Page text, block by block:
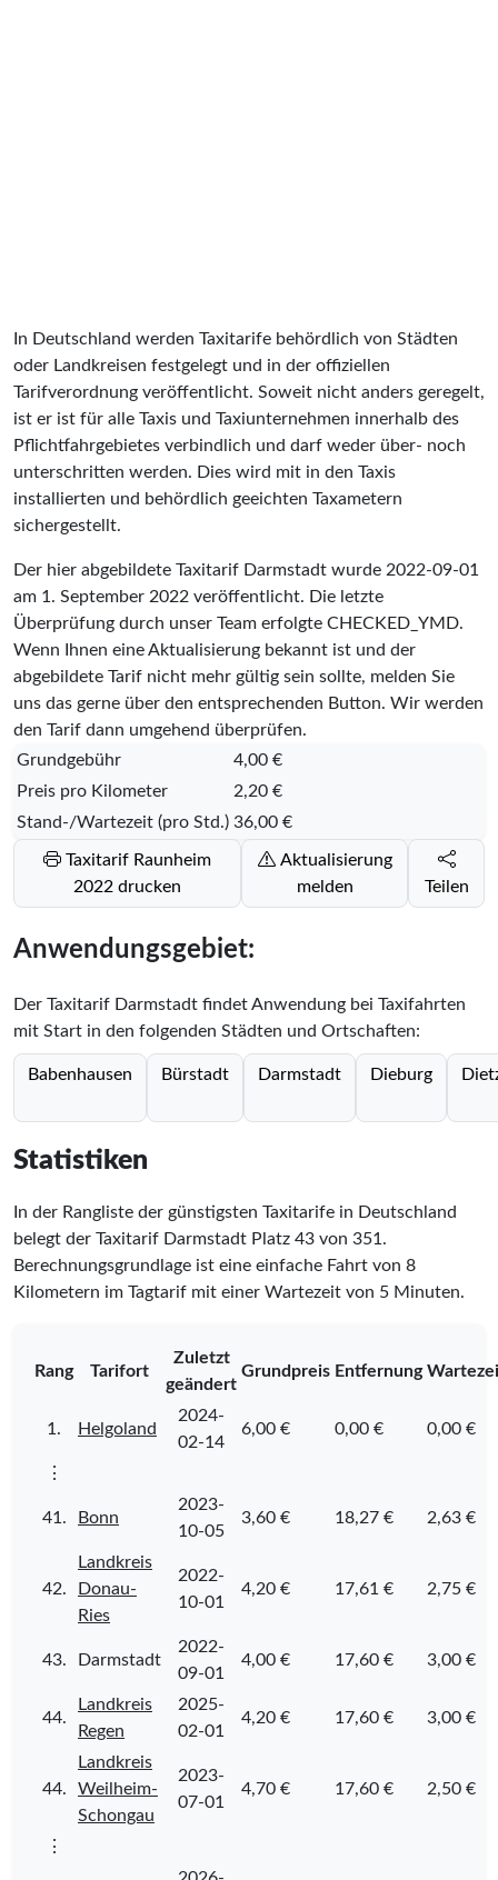
In Deutschland werden Taxitarife behördlich von Städten
oder Landkreisen festgelegt und in der offiziellen
Tarifverordnung veröffentlicht. Soweit nicht anders geregelt,
ist er ist für alle Taxis und Taxiunternehmen innerhalb des
Pflichtfahrgebietes verbindlich und darf weder über- noch
unterschritten werden. Dies wird mit in den Taxis
installierten und behördlich geeichten Taxametern
sichergestellt.
Der hier abgebildete Taxitarif Darmstadt wurde 2022-09-01
am 1. September 2022 veröffentlicht. Die letzte
Überprüfung durch unser Team erfolgte CHECKED_YMD.
Wenn Ihnen eine Aktualisierung bekannt ist und der
abgebildete Tarif nicht mehr gültig sein sollte, melden Sie
uns das gerne über den entsprechenden Button. Wir werden
den Tarif dann umgehend überprüfen.
Grundgebühr
4,00 €
Preis pro Kilometer
2,20 €
Stand-/Wartezeit (pro Std.) 36,00 €
Taxitarif Raunheim
2022 drucken
Aktualisierung
melden
Teilen
Anwendungsgebiet:
Der Taxitarif Darmstadt findet Anwendung bei Taxifahrten
mit Start in den folgenden Städten und Ortschaften:
Babenhausen Bürstadt Darmstadt Dieburg
Statistiken
In der Rangliste der günstigsten Taxitarife in Deutschland
belegt der Taxitarif Darmstadt Platz 43 von 351.
Berechnungsgrundlage ist eine einfache Fahrt von 8
Kilometern im Tagtarif mit einer Wartezeit von 5 Minuten.
Rang Tarifort
Zuletzt
geändert
Grundpreis Entfernung
1. Helgoland
2024-
02-14
6,00 € 0,00 € 0,00 €
⋮
41. Bonn
2023-
10-05
3,60 € 18,27 € 2,63 €
42.
Landkreis
Donau-
Ries
2022-
10-01
4,20 € 17,61 € 2,75 €
43. Darmstadt
2022-
09-01
4,00 € 17,60 € 3,00 €
44.
Landkreis
Regen
2025-
02-01
4,20 € 17,60 € 3,00 €
44.
Landkreis
Weilheim-
Schongau
2023-
07-01
4,70 € 17,60 € 2,50 €
⋮